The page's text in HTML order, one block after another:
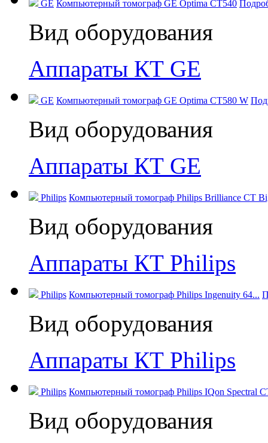
GE Компьютерный томограф GE Optima CT540
Вид оборудования
Аппараты КТ GE
GE Компьютерный томограф GE Optima CT580 W
Вид оборудования
Аппараты КТ GE
Philips Компьютерный томограф Philips Brilliance CT
Вид оборудования
Аппараты КТ Philips
Philips Компьютерный томограф Philips Ingenuity 64...
Вид оборудования
Аппараты КТ Philips
Philips Компьютерный томограф Philips IQon Spectral
Вид оборудования